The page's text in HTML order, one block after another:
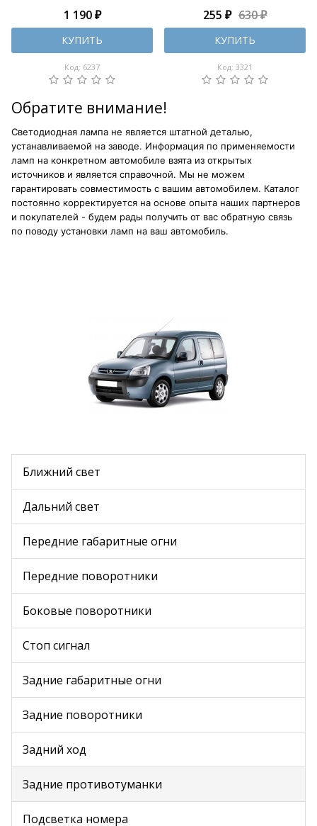
1 190 ₽
КУПИТЬ
Код: 6237
255 ₽ 630 ₽
КУПИТЬ
Код: 3321
Обратите внимание!
Светодиодная лампа не является штатной деталью,
устанавливаемой на заводе. Информация по применяемости
ламп на конкретном автомобиле взята из открытых
источников и является справочной. Мы не можем
гарантировать совместимость с вашим автомобилем. Каталог
постоянно корректируется на основе опыта наших партнеров
и покупателей - будем рады получить от вас обратную связь
по поводу установки ламп на ваш автомобиль.
Ближний свет
Дальний свет
Передние габаритные огни
Передние поворотники
Боковые поворотники
Стоп сигнал
Задние габаритные огни
Задние поворотники
Задний ход
Задние противотуманки
Подсветка номера